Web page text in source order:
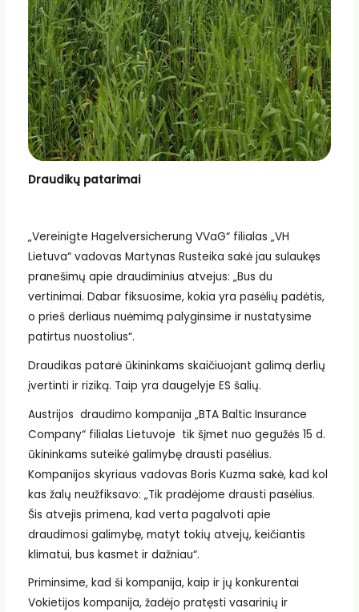
Draudikų patarimai
„Vereinigte Hagelversicherung VVaG“ filialas „VH
Lietuva“ vadovas Martynas Rusteika sakė jau sulaukęs
pranešimų apie draudiminius atvejus: „Bus du
vertinimai. Dabar fiksuosime, kokia yra pasėlių padėtis,
o prieš derliaus nuėmimą palyginsime ir nustatysime
patirtus nuostolius“.
Draudikas patarė ūkininkams skaičiuojant galimą derlių
įvertinti ir riziką. Taip yra daugelyje ES šalių.
Austrijos draudimo kompanija „BTA Baltic Insurance
Company“ filialas Lietuvoje tik šįmet nuo gegužės 15 d.
ūkininkams suteikė galimybę drausti pasėlius.
Kompanijos skyriaus vadovas Boris Kuzma sakė, kad kol
kas žalų neužfiksavo: „Tik pradėjome drausti pasėlius.
Šis atvejis primena, kad verta pagalvoti apie
draudimosi galimybę, matyt tokių atvejų, keičiantis
klimatui, bus kasmet ir dažniau“.
Priminsime, kad ši kompanija, kaip ir jų konkurentai
Vokietijos kompanija, žadėjo pratęsti vasarinių ir